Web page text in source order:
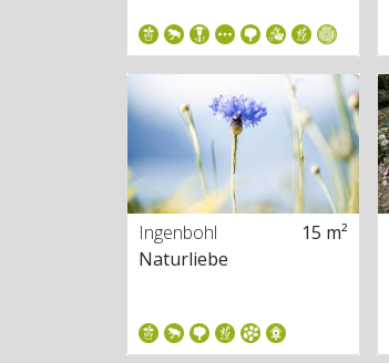
Ingenbohl
15 m²
Naturliebe